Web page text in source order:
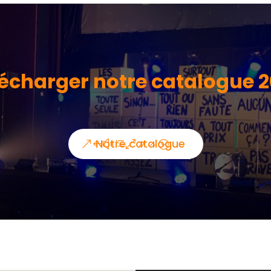
notre catalogue
Notre catalogue